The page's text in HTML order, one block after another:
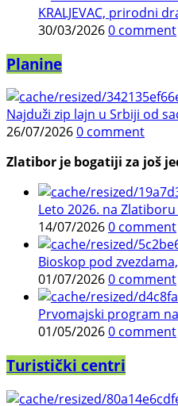
KRALJEVAC, prirodni
30/03/20260 comment
Planine
Najduži zip lajn u Srbiji od
26/07/20260 comment
Zlatibor je bogatiji za još
Leto 2026. na
14/07/20260 comment
Bioskop pod
01/07/20260 comment
Prvomajski program
01/05/20260 comment
Turistički centri